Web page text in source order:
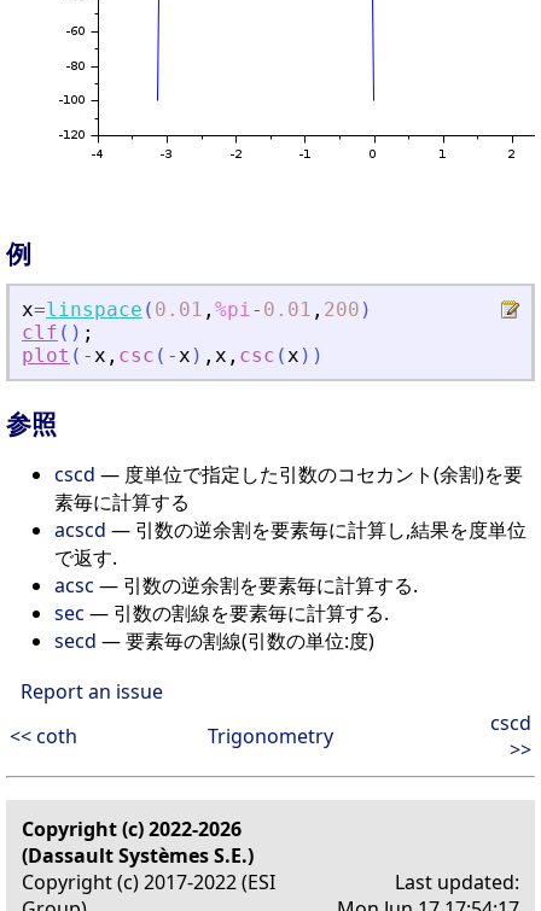
例
x=linspace ( 0.01 , %pi- 0.01 , 200 )
clf ( ) ;
plot ( -x , csc ( -x ) , x , csc (x ) )
参照
cscd — 度単位で指定した引数のコセカント(余割)を要
素毎に計算する
acscd — 引数の逆余割を要素毎に計算し,結果を度単位
で返す.
acsc — 引数の逆余割を要素毎に計算する.
sec — 引数の割線を要素毎に計算する.
secd — 要素毎の割線(引数の単位:度)
Report an issue
<< coth
Trigonometry
cscd
>>
Copyright (c) 2022-2026
(Dassault Systèmes S.E.)
Copyright (c) 2017-2022 (ESI
Last updated: